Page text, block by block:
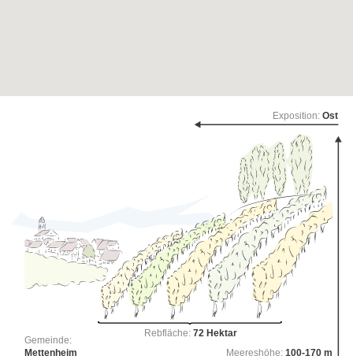
Rebfläche:72 Hektar
Gemeinde:
Mettenheim
Meereshöhe: 100-170 m
Exposition: Ost